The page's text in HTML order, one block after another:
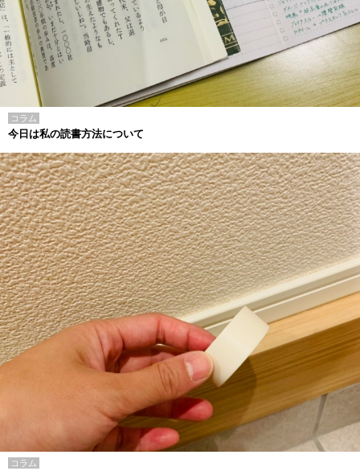
コラム
今日は私の読書方法について
コラム